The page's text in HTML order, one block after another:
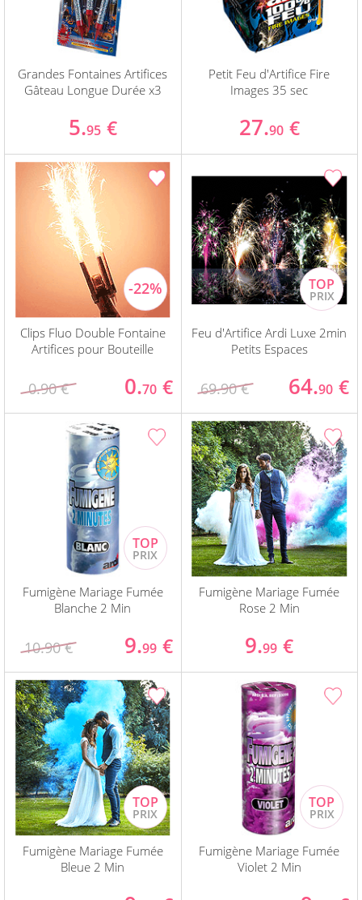
Grandes Fontaines Artifices
Gâteau Longue Durée x3
5.95 €
Petit Feu d'Artifice Fire
Images 35 sec
27.90 €
Clips Fluo Double Fontaine
Artifices pour Bouteille
0.90 € 0.70 €
Feu d'Artifice Ardi Luxe 2min
Petits Espaces
69.90 € 64.90 €
Fumigène Mariage Fumée
Blanche 2 Min
10.90 € 9.99 €
Fumigène Mariage Fumée
Rose 2 Min
9.99 €
Fumigène Mariage Fumée
Bleue 2 Min
Fumigène Mariage Fumée
Violet 2 Min